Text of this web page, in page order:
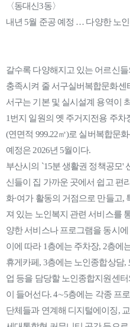
〈동대신3동〉
내년 5월 준공 예정 … 다양한 노
갈수록 다양해지고 있는 어르신
충족시켜 줄 서구실버복합문화센
서구는 기본 및 실시설계 용역이
1번지 일원의 옛 주거지전용 주차
(연면적 999.22㎡)로 실버복합문
예정은 2026년 5월이다.
부산시의 `15분 생활권 정책공모'
신들이 집 가까운 곳에서 쉽고 편
화·여가 활동의 거점으로 만들고,
져 있는 노인복지 관련 서비스를
양한 서비스나 프로그램을 동시
이에 따라 1층에는 주차장, 2층에
휴게카페, 3층에는 노인종합상담
업 등을 담당할 노인종합지원센
이 들어선다. 4∼5층에는 각종 프
단체들과 연계해 디지털에이징,